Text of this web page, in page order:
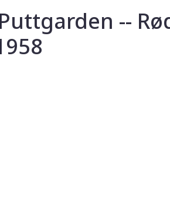
--